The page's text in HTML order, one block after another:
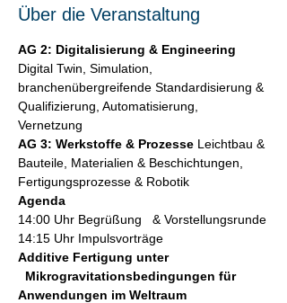
Über die Veranstaltung
AG 2: Digitalisierung & Engineering
Digital Twin, Simulation,
branchenübergreifende Standardisierung &
Qualifizierung, Automatisierung,
Vernetzung
AG 3: Werkstoffe & Prozesse Leichtbau &
Bauteile, Materialien & Beschichtungen,
Fertigungsprozesse & Robotik
Agenda
14:00 Uhr Begrüßung   & Vorstellungsrunde
14:15 Uhr Impulsvorträge
Additive Fertigung unter
Mikrogravitationsbedingungen für
Anwendungen im Weltraum